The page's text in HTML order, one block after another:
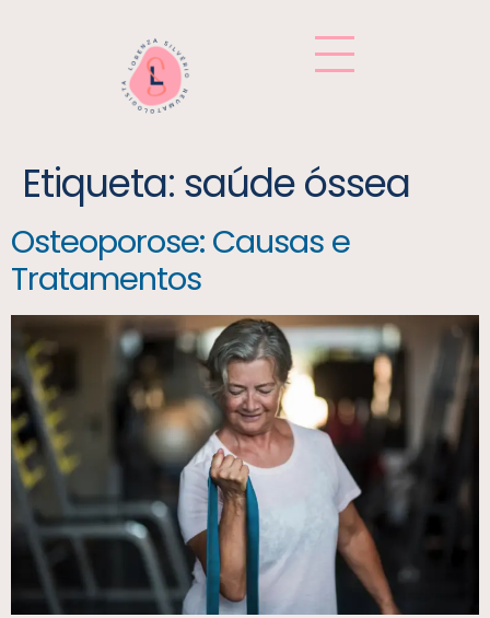
Etiqueta: saúde óssea
Osteoporose: Causas e
Tratamentos